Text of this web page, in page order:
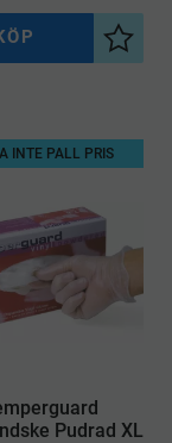
viktigt
Lägg
Pudrad XL
INTE PALL PRIS